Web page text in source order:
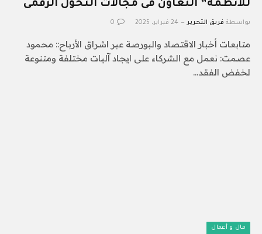
للأنظمة” التعاون فى مجالات التحول الرقمى
بواسطة فريق التحرير 24 فبراير، 2025 0
متابعات أخبار الاقتصاد والبورصة عبر اشراق الأرباح:: محمود
عصمت: نعمل مع الشركاء على ايجاد آليات مختلفة ومتنوعة
لخفض الفقد…
مال و أعمال